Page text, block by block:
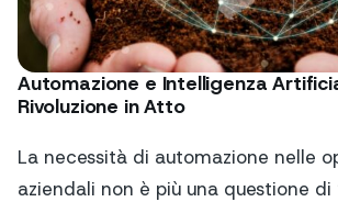
Automazione e Intelligenza
Rivoluzione in Atto
La necessità di automazione nelle
aziendali non è più una questione di